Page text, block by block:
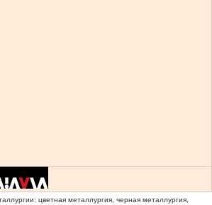
цветная металлургия, черная металлургия,